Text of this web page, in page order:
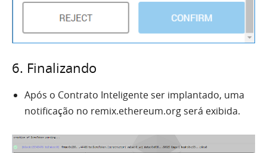
6. Finalizando
Após o Contrato Inteligente ser implantado, uma
notificação no remix.ethereum.org será exibida.